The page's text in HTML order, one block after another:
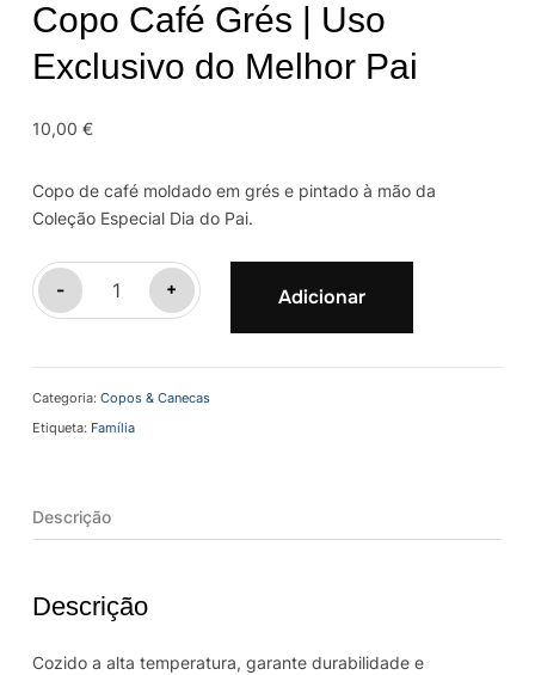
Copo Café Grés | Uso
Exclusivo do Melhor Pai
10,00 €
Copo de café moldado em grés e pintado à mão da
Coleção Especial Dia do Pai.
-
Quantidade
de
Café
Grés
|
do
+ Adicionar
Categoria: Copos & Canecas
Etiqueta: Família
Descrição
Descrição
Cozido a alta temperatura, garante durabilidade e